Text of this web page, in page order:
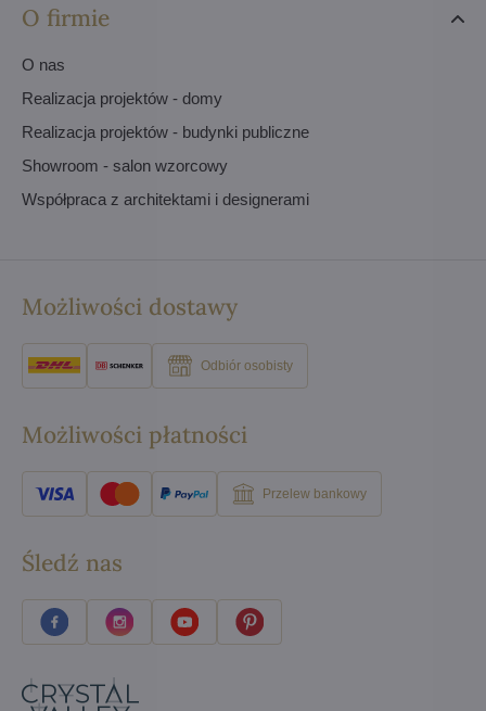
O firmie
O nas
Realizacja projektów - domy
Realizacja projektów - budynki publiczne
Showroom - salon wzorcowy
Współpraca z architektami i designerami
Możliwości dostawy
Odbiór osobisty
Możliwości płatności
Przelew bankowy
Śledź nas